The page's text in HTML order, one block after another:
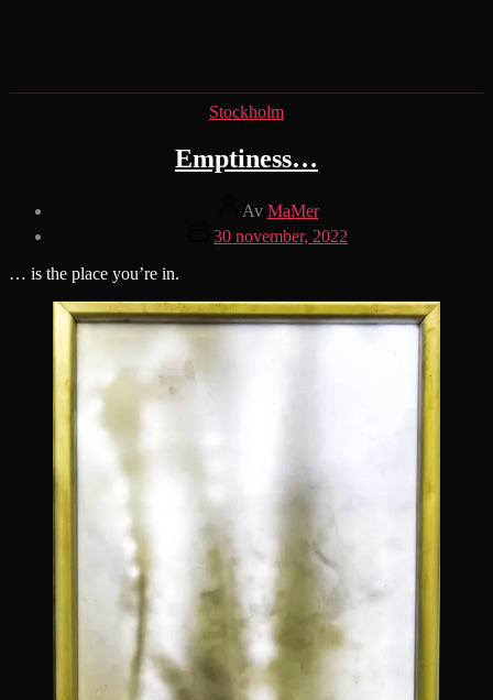
Kategorier
Stockholm
Emptiness…
Inläggsförfattare
Av MaMer
Inläggsdatum
30 november, 2022
… is the place you’re in.